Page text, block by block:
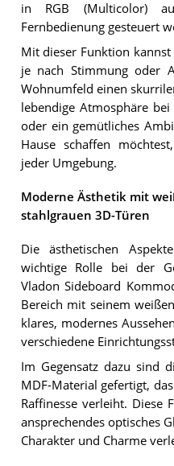
in RGB (Multicolor)
Fernbedienung gesteuert
Mit dieser Funktion
je nach Stimmung oder
Wohnumfeld einen
lebendige Atmosphäre
oder ein gemütliches
Hause schaffen
jeder Umgebung.
Moderne Ästhetik mit
stahlgrauen 3D-Türen
Die ästhetischen
wichtige Rolle bei der
Vladon Sideboard
Bereich mit seinem
klares, modernes
verschiedene
Im Gegensatz dazu sind
MDF-Material gefertigt,
Raffinesse verleiht. Diese
ansprechendes optisches
Charakter und Charme